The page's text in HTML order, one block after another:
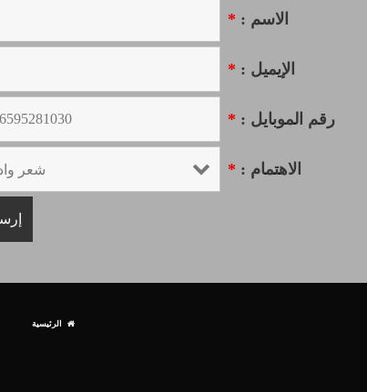
الاسم : *
الإيميل : *
رقم الموبايل : *
الاهتمام : *
الرئيسية